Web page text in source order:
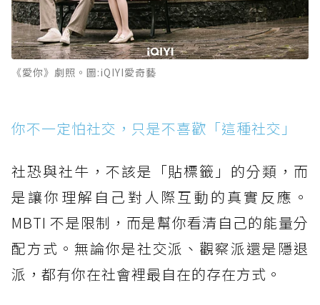
《愛你》劇照。圖:iQIYI愛奇藝
你不一定怕社交，只是不喜歡「這種社交」
社恐與社牛，不該是「貼標籤」的分類，而
是讓你理解自己對人際互動的真實反應。
MBTI 不是限制，而是幫你看清自己的能量分
配方式。無論你是社交派、觀察派還是隱退
派，都有你在社會裡最自在的存在方式。